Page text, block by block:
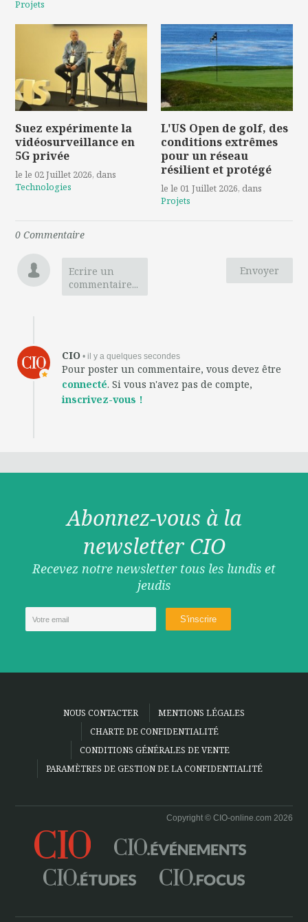
Projets
Suez expérimente la
vidéosurveillance en
5G privée
le le 02 Juillet 2026, dans
Technologies
L'US Open de golf, des
conditions extrêmes
pour un réseau
résilient et protégé
le le 01 Juillet 2026, dans
Projets
0 Commentaire
Envoyer
Ecrire un
commentaire...
CIO • il y a quelques secondes
Pour poster un commentaire, vous devez être
connecté. Si vous n'avez pas de compte,
inscrivez-vous !
Abonnez-vous à la
newsletter CIO
Recevez notre newsletter tous les lundis et
jeudis
NOUS CONTACTER
MENTIONS LÉGALES
CHARTE DE CONFIDENTIALITÉ
CONDITIONS GÉNÉRALES DE VENTE
PARAMÈTRES DE GESTION DE LA CONFIDENTIALITÉ
Copyright © CIO-online.com 2026